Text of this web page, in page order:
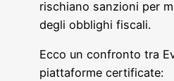
rischiano sanzioni per
degli obblighi fiscali.
Ecco un confronto tra
piattaforme certificate: